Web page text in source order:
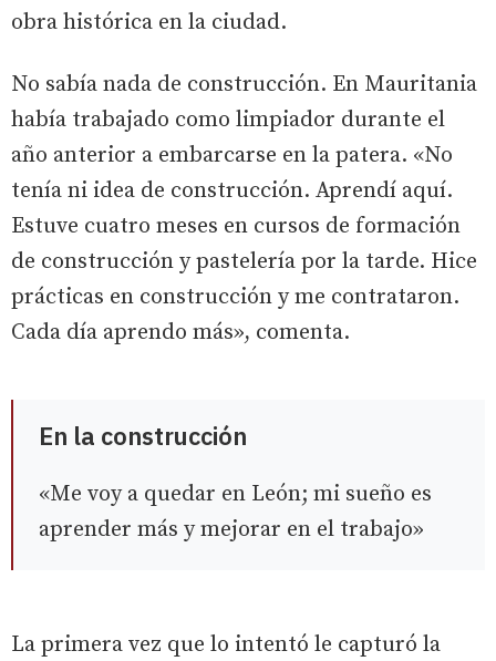
obra histórica en la ciudad.
No sabía nada de construcción. En Mauritania
había trabajado como limpiador durante el
año anterior a embarcarse en la patera. «No
tenía ni idea de construcción. Aprendí aquí.
Estuve cuatro meses en cursos de formación
de construcción y pastelería por la tarde. Hice
prácticas en construcción y me contrataron.
Cada día aprendo más», comenta.
En la construcción
«Me voy a quedar en León; mi sueño es
aprender más y mejorar en el trabajo»
La primera vez que lo intentó le capturó la